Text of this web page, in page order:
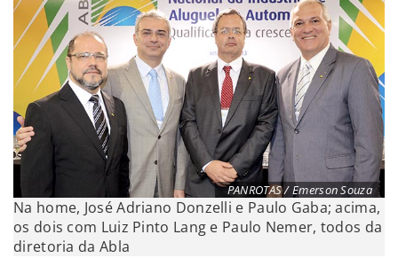
PANROTAS / Emerson Souza
Na home, José Adriano Donzelli e Paulo Gaba; acima,
os dois com Luiz Pinto Lang e Paulo Nemer, todos da
diretoria da Abla